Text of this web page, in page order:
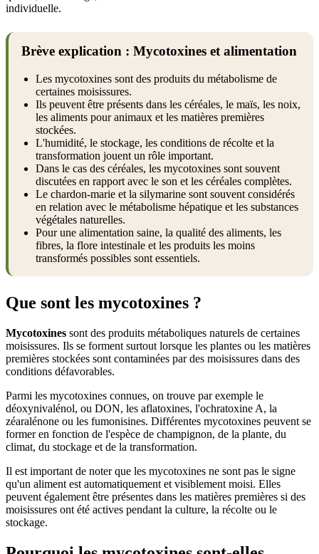
individuelle.
Brève explication : Mycotoxines et alimentation
Les mycotoxines sont des produits du métabolisme de
certaines moisissures.
Ils peuvent être présents dans les céréales, le maïs, les noix,
les aliments pour animaux et les matières premières
stockées.
L'humidité, le stockage, les conditions de récolte et la
transformation jouent un rôle important.
Dans le cas des céréales, les mycotoxines sont souvent
discutées en rapport avec le son et les céréales complètes.
Le chardon-marie et la silymarine sont souvent considérés
en relation avec le métabolisme hépatique et les substances
végétales naturelles.
Pour une alimentation saine, la qualité des aliments, les
fibres, la flore intestinale et les produits les moins
transformés possibles sont essentiels.
Que sont les mycotoxines ?
Mycotoxines sont des produits métaboliques naturels de certaines
moisissures. Ils se forment surtout lorsque les plantes ou les matières
premières stockées sont contaminées par des moisissures dans des
conditions défavorables.
Parmi les mycotoxines connues, on trouve par exemple le
déoxynivalénol, ou DON, les aflatoxines, l'ochratoxine A, la
zéaralénone ou les fumonisines. Différentes mycotoxines peuvent se
former en fonction de l'espèce de champignon, de la plante, du
climat, du stockage et de la transformation.
Il est important de noter que les mycotoxines ne sont pas le signe
qu'un aliment est automatiquement et visiblement moisi. Elles
peuvent également être présentes dans les matières premières si des
moisissures ont été actives pendant la culture, la récolte ou le
stockage.